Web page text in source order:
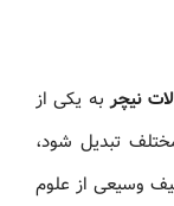
نیچربه یکی از
تبدیل شود،
وسیعی از علوم